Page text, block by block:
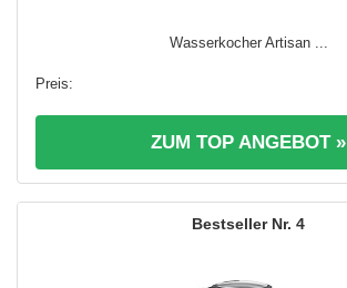
Wasserkocher Artisan ...
ZUM TOP ANGEBOT »
4